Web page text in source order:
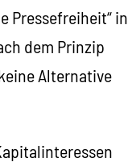
Pressefreiheit“ in
dem Prinzip
Alternative